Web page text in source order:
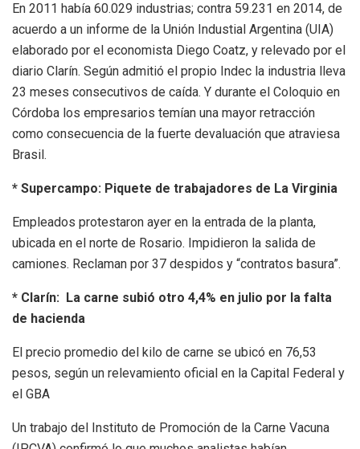
En 2011 había 60.029 industrias; contra 59.231 en 2014, de
acuerdo a un informe de la Unión Industial Argentina (UIA)
elaborado por el economista Diego Coatz, y relevado por el
diario Clarín. Según admitió el propio Indec la industria lleva
23 meses consecutivos de caída. Y durante el Coloquio en
Córdoba los empresarios temían una mayor retracción
como consecuencia de la fuerte devaluación que atraviesa
Brasil.
* Supercampo: Piquete de trabajadores de La Virginia
Empleados protestaron ayer en la entrada de la planta,
ubicada en el norte de Rosario. Impidieron la salida de
camiones. Reclaman por 37 despidos y “contratos basura”.
* Clarín: La carne subió otro 4,4% en julio por la falta
de hacienda
El precio promedio del kilo de carne se ubicó en 76,53
pesos, según un relevamiento oficial en la Capital Federal y
el GBA
Un trabajo del Instituto de Promoción de la Carne Vacuna